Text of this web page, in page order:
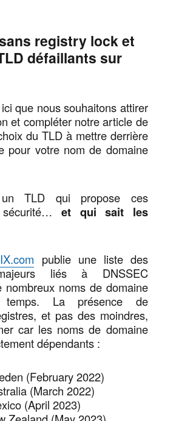
registry lock et
défaillants sur
ici que nous souhaitons attirer
et compléter notre article de
du TLD à mettre derrière
pour votre nom de domaine
un TLD qui propose ces
et qui sait les
publie une liste des
liés à DNSSEC
nombreux noms de domaine
La présence de
et pas des moindres,
car les noms de domaine
dépendants :
(February 2022)
(March 2022)
(April 2023)